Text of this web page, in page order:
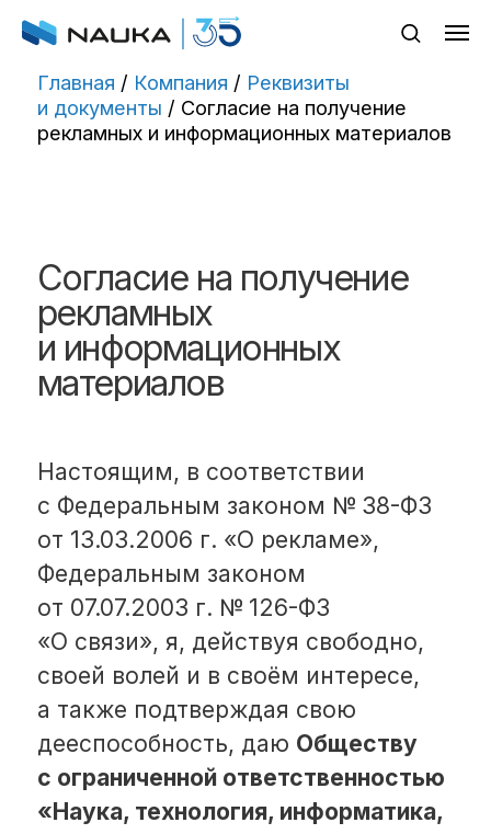
и документы / Cогласие на получение
рекламных и информационных материалов
материалов
Настоящим, в соответствии
с Федеральным законом № 38-ФЗ
от 13.03.2006 г. «О рекламе»,
«О связи», я, действуя свободно,
своей волей и в своём интересе,
а также подтверждая свою
дееспособность, даю Обществу
с ограниченной ответственностью
«Наука, технология, информатика,
контроль»(сокращённое
наименование ООО «Наука», ОГРН
1 027 802 483 301, адрес, указанный
в ЕГРЮЛ: 194 223, город Санкт-
Петербург, улица Курчатова, дом 6,
корпус 4, пом. 2Н лит. А, адрес
электронной почты
nauka.privacy@ntik.ru), настоящее
согласие на получение рекламных
и информационных материалов